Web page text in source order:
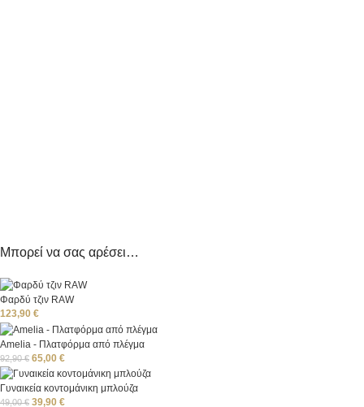
Μπορεί να σας αρέσει…
Φαρδύ τζιν RAW
123,90 €
Amelia - Πλατφόρμα από πλέγμα
92,90€ 65,00 €
Γυναικεία κοντομάνικη μπλούζα
49,00€ 39,90 €